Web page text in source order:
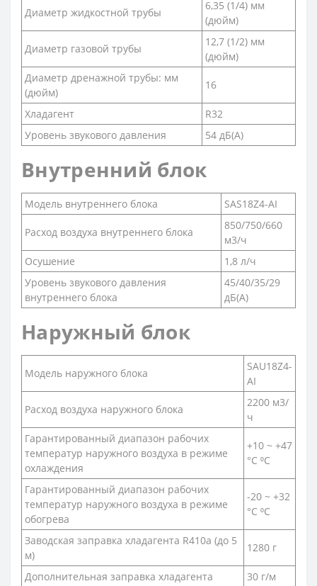
Диаметр жидкостной трубы
6,35 (1/4) мм
(дюйм)
Диаметр газовой трубы
12,7 (1/2) мм
(дюйм)
Диаметр дренажной трубы: мм
(дюйм)
16
Хладагент
R32
Уровень звукового давления
54 дБ(А)
Внутренний блок
Модель внутреннего блока SAS18Z4-AI
Расход воздуха внутреннего блока
850/750/660
м3/ч
Осушение
1,8 л/ч
Уровень звукового давления
внутреннего блока
45/40/35/29
дБ(А)
Наружный блок
Модель наружного блока
SAU18Z4-
AI
Расход воздуха наружного блока
2200 м3/
ч
Гарантированный диапазон рабочих
температур наружного воздуха в режиме
охлаждения
+10 ~ +47
°С ⁰С
Гарантированный диапазон рабочих
температур наружного воздуха в режиме
обогрева
-20 ~ +32
°С ⁰С
Заводская заправка хладагента R410a (до 5
м)
1280 г
Дополнительная заправка хладагента 30 г/м